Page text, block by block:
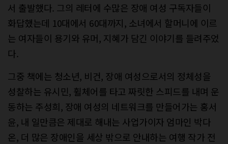
서 출발했다. 그의 레터에 수많은 장애 여성 구독자들이
화답했는데 10대에서 60대까지, 소녀에서 할머니에 이르
는 여자들이 용기와 유머, 지혜가 담긴 이야기를 들려주었
다.
그중 책에는 청소년, 비건, 장애 여성으로서의 정체성을
성찰하는 유시민, 휠체어를 타고 짜릿한 스피드를 내며 운
동하는 주성희, 장애 여성의 네트워크를 만들어가는 홍서
윤, 내 일만큼은 제대로 해내는 사업가이자 엄마인 박다
온, 더 많은 장애인을 세상 밖으로 안내하는 여행 작가 전